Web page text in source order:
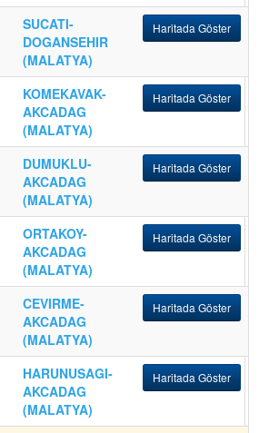
SUCATI-
DOGANSEHIR
(MALATYA)
Haritada Göster
KOMEKAVAK-
AKCADAG
(MALATYA)
Haritada Göster
DUMUKLU-
AKCADAG
(MALATYA)
Haritada Göster
ORTAKOY-
AKCADAG
(MALATYA)
Haritada Göster
CEVIRME-
AKCADAG
(MALATYA)
Haritada Göster
HARUNUSAGI-
AKCADAG
(MALATYA)
Haritada Göster